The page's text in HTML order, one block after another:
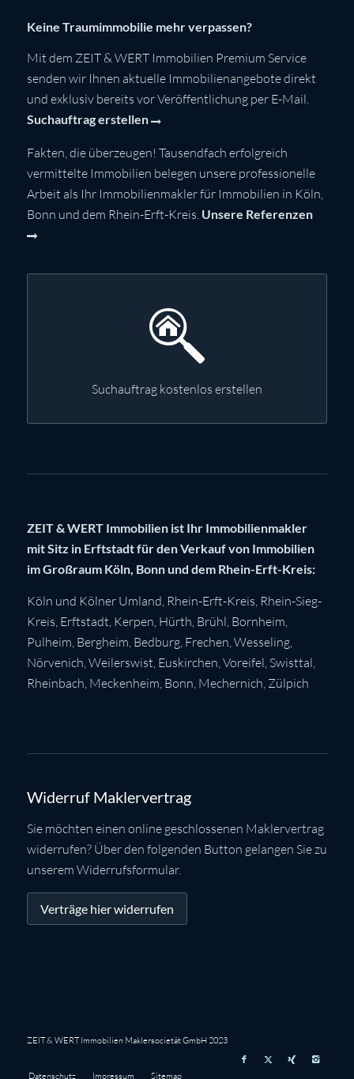
Keine Traumimmobilie mehr verpassen?
Mit dem ZEIT & WERT Immobilien Premium Service
senden wir Ihnen aktuelle Immobilienangebote direkt
und exklusiv bereits vor Veröffentlichung per E-Mail.
Suchauftrag erstellen
Fakten, die überzeugen! Tausendfach erfolgreich
vermittelte Immobilien belegen unsere professionelle
Arbeit als Ihr Immobilienmakler für Immobilien in Köln,
Bonn und dem Rhein-Erft-Kreis. Unsere Referenzen
Suchauftrag kostenlos erstellen
ZEIT & WERT Immobilien ist Ihr Immobilienmakler
mit Sitz in Erftstadt für den Verkauf von Immobilien
im Großraum Köln, Bonn und dem Rhein-Erft-Kreis:
Köln und Kölner Umland, Rhein-Erft-Kreis Rhein-Sieg-
Kreis Erftstadt Kerpen Hürth Brühl Bornheim
Pulheim Bergheim Bedburg, Frechen Wesseling,
Nörvenich Weilerswist Euskirchen , Voreifel, Swisttal
Rheinbach Meckenheim Bonn Mechernich Zülpich
Widerruf Maklervertrag
Sie möchten einen online geschlossenen Maklervertrag
widerrufen? Über den folgenden Button gelangen Sie zu
unserem Widerrufsformular.
Verträge hier widerrufen
ZEIT & WERT Immobilien Maklersocietät GmbH 2023
Datenschutz Impressum Sitemap